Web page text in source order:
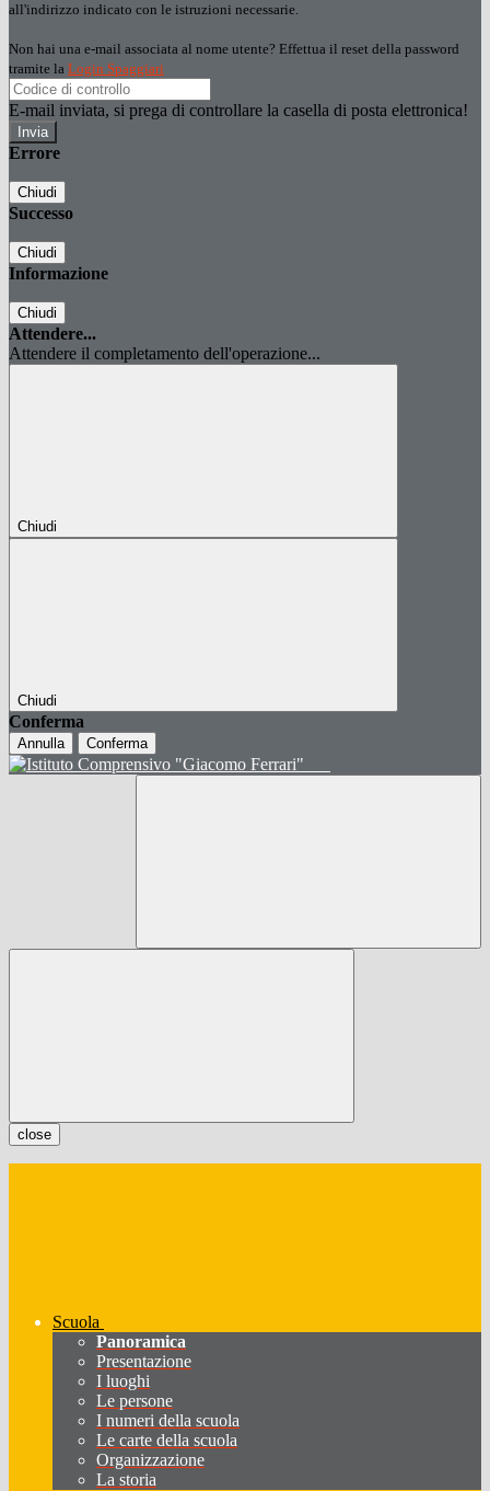
all'indirizzo indicato con le istruzioni necessarie.
Non hai una e-mail associata al nome utente? Effettua il reset della password
tramite la Login Spaggiari
E-mail inviata, si prega di controllare la casella di posta elettronica!
Errore
Chiudi
Successo
Chiudi
Informazione
Chiudi
Attendere...
Attendere il completamento dell'operazione...
Chiudi
Chiudi
Conferma
Annulla Conferma
close
Scuola
Panoramica
Presentazione
I luoghi
Le persone
I numeri della scuola
Le carte della scuola
Organizzazione
La storia